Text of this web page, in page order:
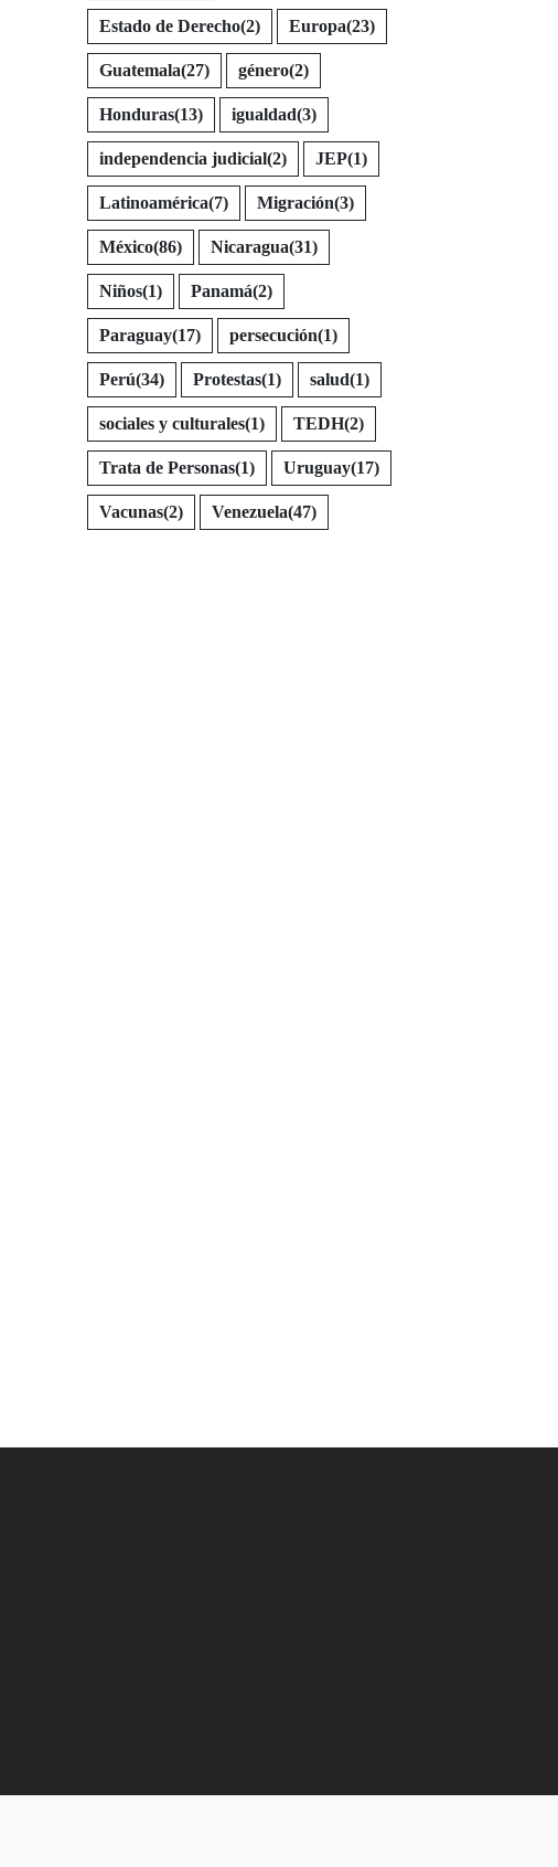
Estado de Derecho(2) Europa(23)
Guatemala(27) género(2)
Honduras(13) igualdad(3)
independencia judicial(2) JEP(1)
Latinoamérica(7) Migración(3)
México(86) Nicaragua(31)
Niños(1) Panamá(2)
Paraguay(17) persecución(1)
Perú(34) Protestas(1) salud(1)
sociales y culturales(1) TEDH(2)
Trata de Personas(1) Uruguay(17)
Vacunas(2) Venezuela(47)